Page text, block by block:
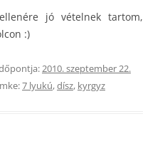
jó vételnek tartom,
:)
2010. szeptember 22.
7 lyukú,dísz, kyrgyz